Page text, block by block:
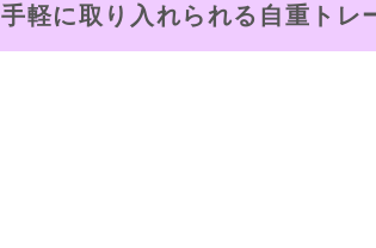
手軽に取り入れられる自重トレ